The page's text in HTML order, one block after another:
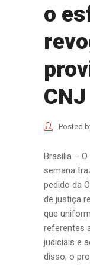
o
CNJ
Posted
Brasília –
semana
pedido da
de justiça
que
referentes
judiciais e
disso, o